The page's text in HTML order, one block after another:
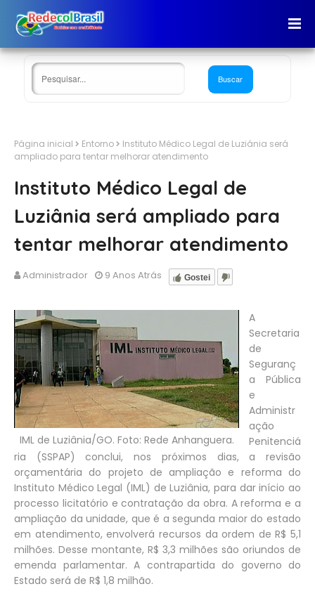
Página inicial Entorno
Instituto Médico Legal de Luziânia será
ampliado para tentar melhorar atendimento
Instituto Médico Legal de
Luziânia será ampliado para
tentar melhorar atendimento
Administrador Gostei
9 Anos Atrás
IML de Luziânia/GO. Foto: Rede Anhanguera.
A
Secretaria
de
Seguranç
a Pública
e
Administr
ação
Penitenciá
ria (SSPAP) conclui, nos próximos dias, a revisão
orçamentária do projeto de ampliação e reforma do
Instituto Médico Legal (IML) de Luziânia, para dar início ao
processo licitatório e contratação da obra. A reforma e a
ampliação da unidade, que é a segunda maior do estado
em atendimento, envolverá recursos da ordem de R$ 5,1
milhões. Desse montante, R$ 3,3 milhões são oriundos de
emenda parlamentar. A contrapartida do governo do
Estado será de R$ 1,8 milhão.